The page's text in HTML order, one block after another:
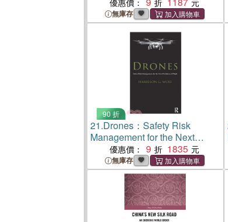
Choices, and Institutional
Arrangement
優惠價：
無庫存
90 折
21.Drones：Safety Risk
Management for the Next
Evolution of Flight
優惠價： 9 1835
無庫存